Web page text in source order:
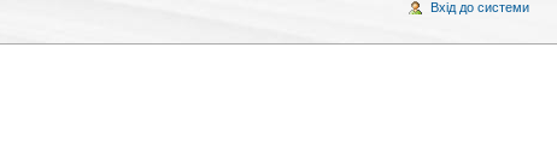
Вхід до системи